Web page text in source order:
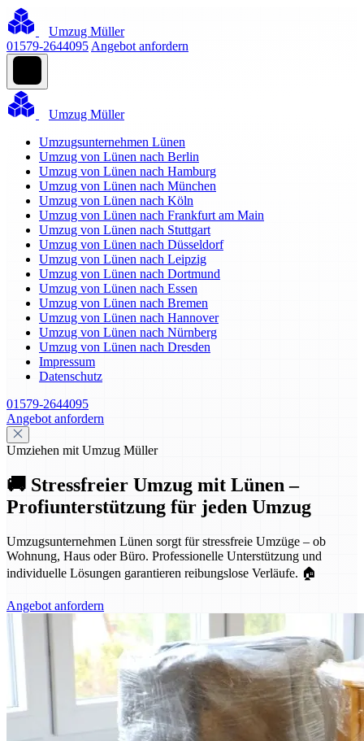
Umzug Müller
01579-2644095 Angebot anfordern
Umzug Müller
Umzugsunternehmen Lünen
Umzug von Lünen nach Berlin
Umzug von Lünen nach Hamburg
Umzug von Lünen nach München
Umzug von Lünen nach Köln
Umzug von Lünen nach Frankfurt am Main
Umzug von Lünen nach Stuttgart
Umzug von Lünen nach Düsseldorf
Umzug von Lünen nach Leipzig
Umzug von Lünen nach Dortmund
Umzug von Lünen nach Essen
Umzug von Lünen nach Bremen
Umzug von Lünen nach Hannover
Umzug von Lünen nach Nürnberg
Umzug von Lünen nach Dresden
Impressum
Datenschutz
01579-2644095
Angebot anfordern
Umziehen mit Umzug Müller
🚚 Stressfreier Umzug mit Lünen –
Profiunterstützung für jeden Umzug
Umzugsunternehmen Lünen sorgt für stressfreie Umzüge – ob
Wohnung, Haus oder Büro. Professionelle Unterstützung und
individuelle Lösungen garantieren reibungslose Verläufe. 🏠
Angebot anfordern